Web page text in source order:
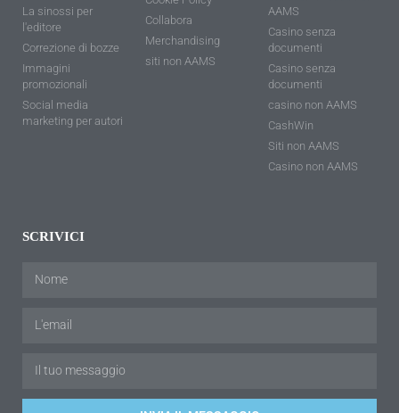
La sinossi per
l'editore
Correzione di bozze
Immagini
promozionali
Social media
marketing per autori
Collabora
Merchandising
siti non AAMS
AAMS
Casino senza
documenti
Casino senza
documenti
casino non AAMS
CashWin
Siti non AAMS
Casino non AAMS
SCRIVICI